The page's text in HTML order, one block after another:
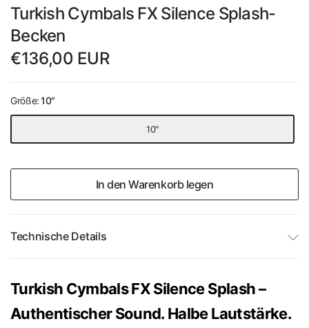
Turkish Cymbals FX Silence Splash-
Becken
€136,00 EUR
Größe:10"
10"
In den Warenkorb legen
Technische Details
Turkish Cymbals FX Silence Splash –
Authentischer Sound. Halbe Lautstärke.